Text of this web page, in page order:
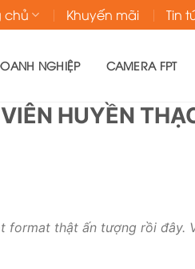
chủ Khuyến mãi Tin
NGHIỆP CAMERA FPT
HUYỀN
format thật ấn tượng rồi đây.